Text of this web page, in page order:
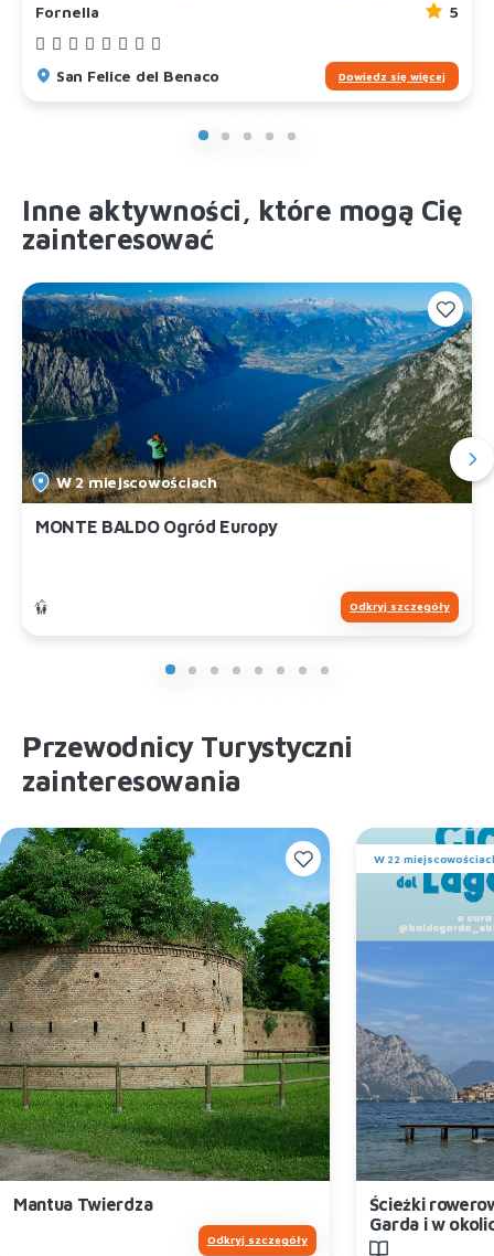
Fornella 5
San Felice del Benaco Dowiedz się więcej
Inne aktywności, które mogą Cię
zainteresować
W 2 miejscowościach
MONTE BALDO Ogród Europy
Odkryj szczegóły
Przewodnicy Turystyczni
zainteresowania
Mantua Twierdza
Odkryj szczegóły
W 22
Ścieżki
Garda i w